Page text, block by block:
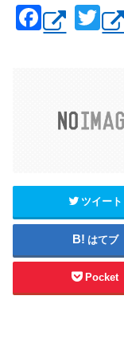
F
a
T
wi
ツイート
はてブ
Pocket